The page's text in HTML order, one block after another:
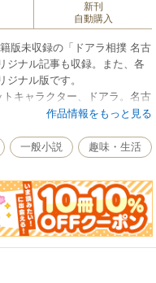
新刊
自動購入
版未収録の「ドアラ相撲 名古
ジナル記事も収録。また、各
ナル版です。
キャラクター、ドアラ。名古
“著書"が登場します!
り越えつつ、不動の人気を獲
20年間の思い出を振りかえ……
ございません」「過去は振り
当社比・推計）。本書では、
によって明らかにされていき
作品情報をもっと見る
一般小説 趣味・生活